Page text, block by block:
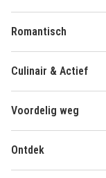
Romantisch
Culinair & Actief
Voordelig weg
Ontdek